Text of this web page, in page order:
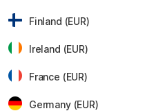
WINSOR & NEWTON
Palettes jetables 29 x 20 cm 50
feuilles
Finland (EUR)
Ireland (EUR)
France (EUR)
Germany (EUR)